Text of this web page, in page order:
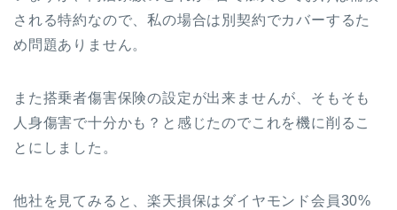
される特約なので、私の場合は別契約でカバーするた
め問題ありません。
また搭乗者傷害保険の設定が出来ませんが、そもそも
人身傷害で十分かも？と感じたのでこれを機に削るこ
とにしました。
他社を見てみると、楽天損保はダイヤモンド会員30%